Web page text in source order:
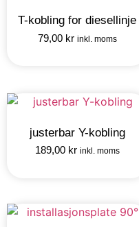
T-kobling for diesellinje
79,00 kr inkl. moms
justerbar Y-kobling
189,00 kr inkl. moms